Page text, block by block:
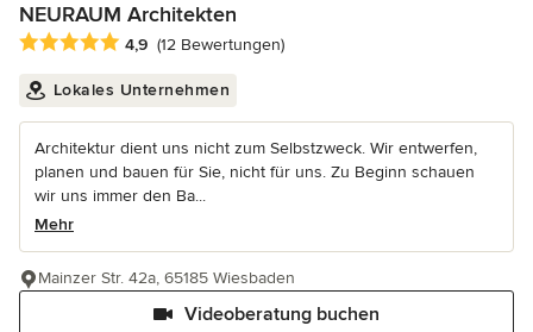
NEURAUM Architekten
Durchschnittliche Bewertung: 4.9 von 5 Sternen
4,9 (12 Bewertungen)
Lokales Unternehmen
Architektur dient uns nicht zum Selbstzweck. Wir entwerfen,
planen und bauen für Sie, nicht für uns. Zu Beginn schauen
wir uns immer den Ba...
Mehr
Videoberatung buchen
Mainzer Str. 42a, 65185 Wiesbaden